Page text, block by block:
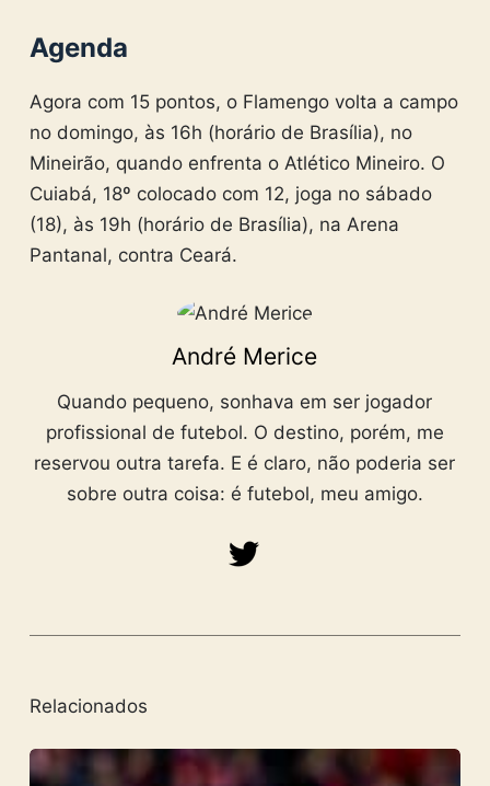
Agenda
Agora com 15 pontos, o Flamengo volta a campo
no domingo, às 16h (horário de Brasília), no
Mineirão, quando enfrenta o Atlético Mineiro. O
Cuiabá, 18º colocado com 12, joga no sábado
(18), às 19h (horário de Brasília), na Arena
Pantanal, contra Ceará.
André Merice
Quando pequeno, sonhava em ser jogador
profissional de futebol. O destino, porém, me
reservou outra tarefa. E é claro, não poderia ser
sobre outra coisa: é futebol, meu amigo.
Relacionados